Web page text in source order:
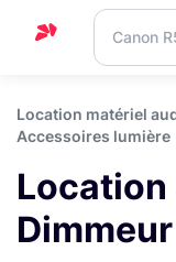
Support
Blog
Nous
contacter
Location matériel
Accessoires lumière
Location